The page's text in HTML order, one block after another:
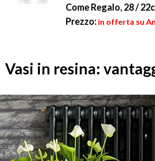
Come Regalo, 28 /
Prezzo: in offerta su
Vasi in resina: